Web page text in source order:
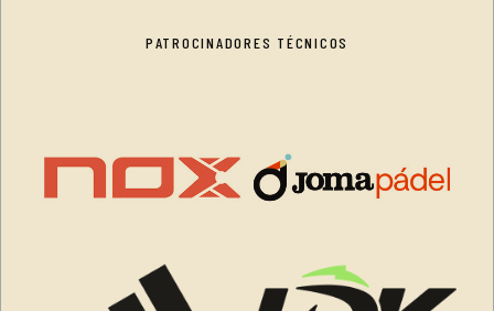
PATROCINADORES TÉCNICOS